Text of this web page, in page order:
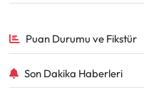
Puan Durumu ve Fikstür
Son Dakika Haberleri